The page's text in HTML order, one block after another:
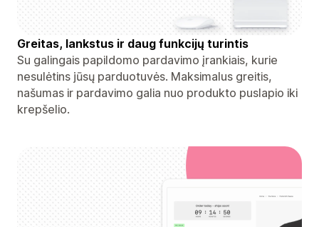
Greitas, lankstus ir daug funkcijų turintis
Su galingais papildomo pardavimo įrankiais, kurie
nesulėtins jūsų parduotuvės. Maksimalus greitis,
našumas ir pardavimo galia nuo produkto puslapio iki
krepšelio.